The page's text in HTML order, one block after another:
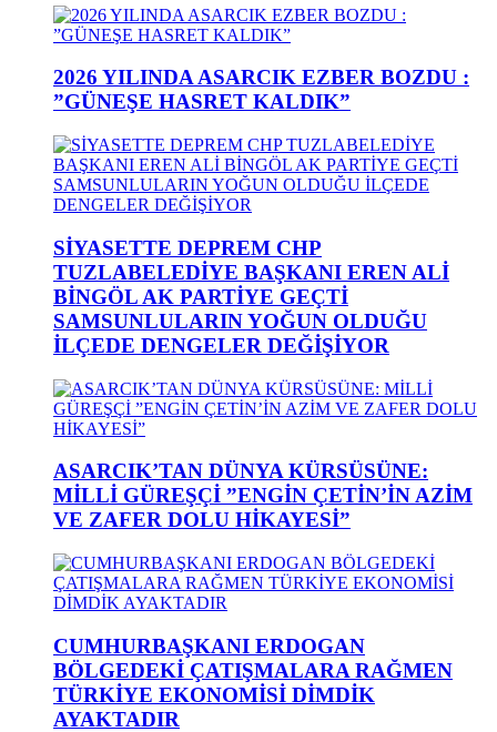
2026 YILINDA ASARCIK EZBER BOZDU :
”GÜNEŞE HASRET KALDIK”
SİYASETTE DEPREM CHP
TUZLABELEDİYE BAŞKANI EREN ALİ
BİNGÖL AK PARTİYE GEÇTİ
SAMSUNLULARIN YOĞUN OLDUĞU
İLÇEDE DENGELER DEĞİŞİYOR
ASARCIK’TAN DÜNYA KÜRSÜSÜNE:
MİLLİ GÜREŞÇİ ”ENGİN ÇETİN’İN AZİM
VE ZAFER DOLU HİKAYESİ”
CUMHURBAŞKANI ERDOGAN
BÖLGEDEKİ ÇATIŞMALARA RAĞMEN
TÜRKİYE EKONOMİSİ DİMDİK
AYAKTADIR